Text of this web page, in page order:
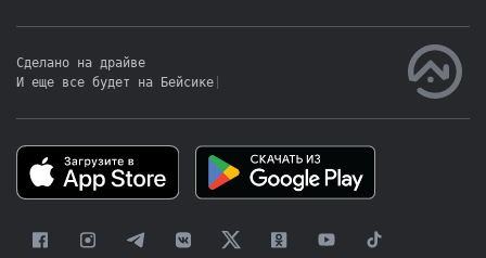
Сделано на драйве
И еще все будет на Бейсике